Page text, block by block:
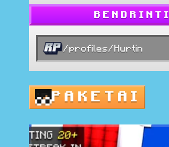
BENDRINTI
/profiles/Hurtin
PAKETAI